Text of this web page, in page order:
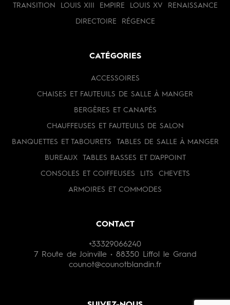
TRANSITION LOUIS XIII EMPIRE LOUIS XV RENAISSANCE
DIRECTOIRE RÉGENCE
CATÉGORIES
ACCESSOIRES
CHAISES ET FAUTEUILS DE SALLE À MANGER
BERGÈRES ET CANAPÉS
CHAUFFEUSES ET FAUTEUILS DE SALON
BANQUETTES ET TABOURETS TABLES DE SALLE À MANGER
BUREAUX TABLES BASSES ET D'APPOINT
CONSOLES ET COIFFEUSES LITS CHEVETS
ARMOIRES ET COMMODES
CONTACT
+33329066240
7 Route de Joinville • 88350 Liffol le Grand
counot@counotblandin.fr